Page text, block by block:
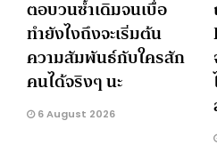
ตอบวนซ้ำเดิมจนเบื่อ
ทำยังไงถึงจะเริ่มต้น
ความสัมพันธ์กับใครสัก
คนได้จริงๆ นะ
6 August 2026